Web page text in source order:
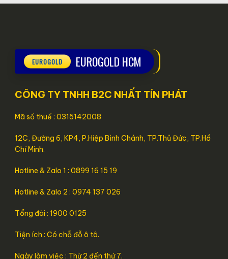
EUROGOLD HCM
CÔNG TY TNHH B2C NHẤT TÍN PHÁT
Mã số thuế : 0315142008
12C, Đường 6, KP4, P.Hiệp Bình Chánh, TP.Thủ Đức, TP.Hồ
Chí Minh.
Hotline & Zalo 1 : 0899 16 15 19
Hotline & Zalo 2 : 0974 137 026
Tổng đài : 1900 0125
Tiện ích : Có chỗ đỗ ô tô.
Ngày làm việc : Thừ 2 đến thứ 7.